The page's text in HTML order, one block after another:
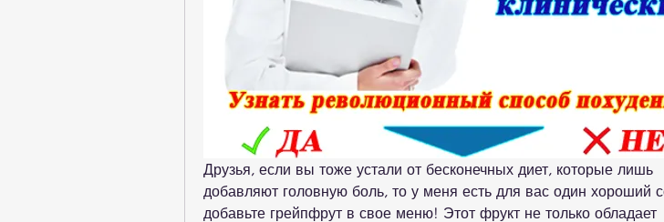
Друзья, если вы тоже устали от бесконечных диет, которые лишь
добавляют головную боль, то у меня есть для вас один хороший
добавьте грейпфрут в свое меню! Этот фрукт не только обладает